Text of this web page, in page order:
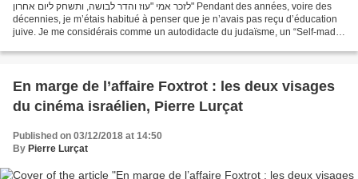
לזכר אמי "עוז והדר לבושה, ותשחק ליום אחרון" Pendant des années, voire des
décennies, je m’étais habitué à penser que je n’avais pas reçu d’éducation
juive. Je me considérais comme un autodidacte du judaïsme, un “Self-made
En marge de l’affaire Foxtrot : les deux visages
du cinéma israélien, Pierre Lurçat
Published on 03/12/2018 at 14:50
By Pierre Lurçat